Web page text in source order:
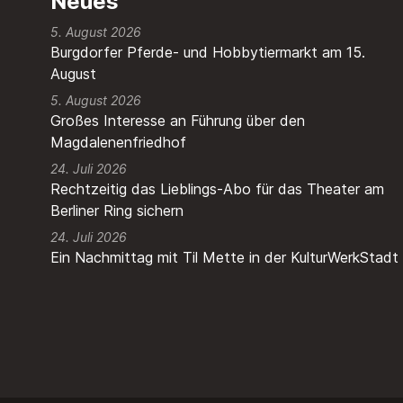
Burgdorfer Pferde- und Hobbytiermarkt am 15.
August
5. August 2026
Großes Interesse an Führung über den
Magdalenenfriedhof
5. August 2026
Rechtzeitig das Lieblings-Abo für das Theater am
Berliner Ring sichern
24. Juli 2026
Ein Nachmittag mit Til Mette in der KulturWerkStadt
24. Juli 2026